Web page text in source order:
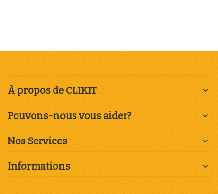
À propos de CLIKIT
Pouvons-nous vous aider?
Nos Services
Informations